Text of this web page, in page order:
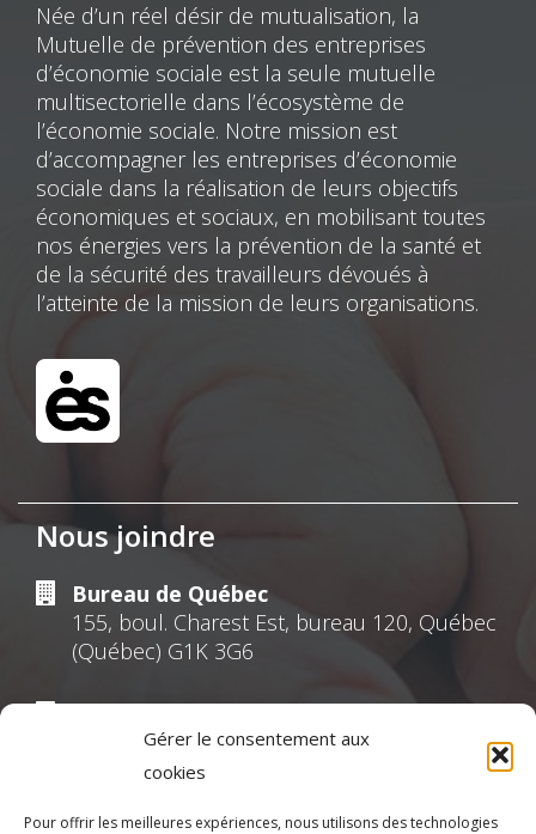
Gérer le consentement aux
cookies
Pour offrir les meilleures expériences, nous utilisons des technologies
Née d’un réel désir de mutualisation, la
Mutuelle de prévention des entreprises
d’économie sociale est la seule mutuelle
multisectorielle dans l’écosystème de
l’économie sociale. Notre mission est
d’accompagner les entreprises d’économie
sociale dans la réalisation de leurs objectifs
économiques et sociaux, en mobilisant toutes
nos énergies vers la prévention de la santé et
de la sécurité des travailleurs dévoués à
l’atteinte de la mission de leurs organisations.
Nous joindre
Bureau de Québec
155, boul. Charest Est, bureau 120, Québec
(Québec) G1K 3G6
630, Sherbrooke Ouest, suite 301 Montréal
(Québec) H3A 1E4